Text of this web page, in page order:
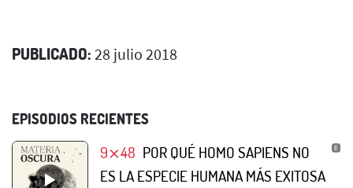
PUBLICADO: 28 julio 2018
EPISODIOS RECIENTES
9⨯48 POR QUÉ HOMO SAPIENS NO
ES LA ESPECIE HUMANA MÁS EXITOSA